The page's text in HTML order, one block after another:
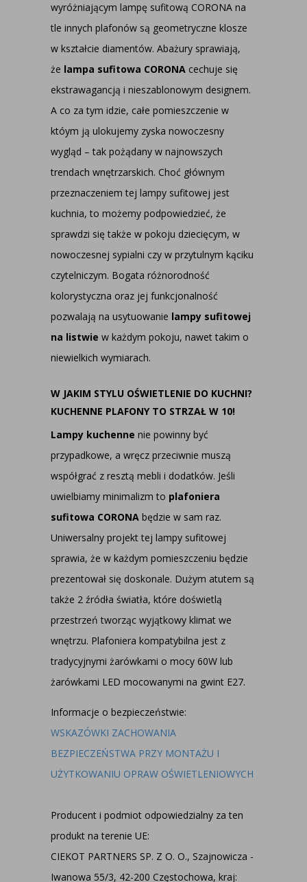
wyróżniającym lampę sufitową CORONA na
tle innych plafonów są geometryczne klosze
w kształcie diamentów. Abażury sprawiają,
że lampa sufitowa CORONA cechuje się
ekstrawagancją i nieszablonowym designem.
A co za tym idzie, całe pomieszczenie w
któym ją ulokujemy zyska nowoczesny
wygląd – tak pożądany w najnowszych
trendach wnętrzarskich. Choć głównym
przeznaczeniem tej lampy sufitowej jest
kuchnia, to możemy podpowiedzieć, że
sprawdzi się także w pokoju dziecięcym, w
nowoczesnej sypialni czy w przytulnym kąciku
czytelniczym. Bogata różnorodność
kolorystyczna oraz jej funkcjonalność
pozwalają na usytuowanie lampy sufitowej
na listwie w każdym pokoju, nawet takim o
niewielkich wymiarach.
W JAKIM STYLU OŚWIETLENIE DO KUCHNI?
KUCHENNE PLAFONY TO STRZAŁ W 10!
Lampy kuchenne nie powinny być
przypadkowe, a wręcz przeciwnie muszą
współgrać z resztą mebli i dodatków. Jeśli
uwielbiamy minimalizm to plafoniera
sufitowa CORONA będzie w sam raz.
Uniwersalny projekt tej lampy sufitowej
sprawia, że w każdym pomieszczeniu będzie
prezentował się doskonale. Dużym atutem są
także 2 źródła światła, które doświetlą
przestrzeń tworząc wyjątkowy klimat we
wnętrzu. Plafoniera kompatybilna jest z
tradycyjnymi żarówkami o mocy 60W lub
żarówkami LED mocowanymi na gwint E27.
Informacje o bezpieczeństwie:
WSKAZÓWKI ZACHOWANIA
BEZPIECZEŃSTWA PRZY MONTAŻU I
UŻYTKOWANIU OPRAW OŚWIETLENIOWYCH
Producent i podmiot odpowiedzialny za ten
produkt na terenie UE:
CIEKOT PARTNERS SP. Z O. O., Szajnowicza -
Iwanowa 55/3, 42-200 Częstochowa, kraj: